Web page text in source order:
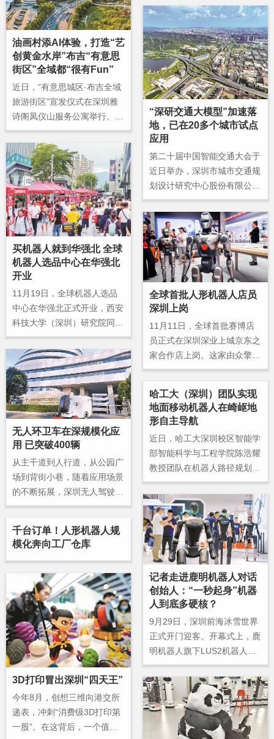
公、生活、文化于一体，预计
公共区域将面向公众开放。
油画村添AI体验，打造“艺
创黄金水岸”布吉“有意思
街区”全域都“很有Fun”
近日，“有意思城区·布吉全域
旅游街区”宣发仪式在深圳雅
诗阁凤仪山服务公寓举行。活
动以“趣龙岗 Fun布吉”为主
题，标志着布吉文旅发展迈入
全域协同、深度融合的新阶
段，将立足资源禀赋打造大湾
区独具魅力的文旅目的地。
“深研交通大模型”加速落
地，已在20多个城市试点
应用
第二十届中国智能交通大会于
近日举办，深圳市城市交通规
划设计研究中心股份有限公司
（以下简称“深城交”）会上发
布“深研交通大模型”。
买机器人就到华强北 全球
机器人选品中心在华强北
开业
11月19日，全球机器人选品
中心在华强北正式开业，西安
科技大学（深圳）研究院同步
揭牌。华强北加速迈向“人机
共生第一街”，通过构建新质
生产力策源高地，为未来产业
发展打造“创新链+产业链+应
用场景”深度融合的生动范
本。
全球首批人形机器人店员
深圳上岗
11月11日，全球首批赛博店
员正式在深圳深业上城京东之
家合作店上岗。这家由众擎机
器人、京东之家和深业上城三
员主题潮品店一开业，便吸引
众多消费者前往参观拍照，大
家都想看看人形机器人做导购
员究竟是什么体验。
无人环卫车在深规模化应
用 已突破400辆
从主干道到人行道，从公园广
场到背街小巷，随着应用场景
的不断拓展，深圳无人驾驶环
卫车正经历从“试点示范”迈
哈工大（深圳）团队实现
地面移动机器人在崎岖地
形自主导航
近日，哈工大深圳校区智能学
部智能科学与工程学院陈浩耀
教授团队在机器人路径规划方
面取得重要进展，相关研究成
果发表在机器人领域国际顶级
期刊《IEEE机器人学汇
刊》。
记者走进鹿明机器人对话
创始人：“一秒起身”机器
人到底多硬核？
9月29日，深圳前海冰雪世界
正式开门迎客。开幕式上，鹿
明机器人旗下LUS2机器人舞
蹈队亮相现场，为本次开幕式
献上了一场精彩的机器人舞蹈
秀。
千台订单！人形机器人规
模化奔向工厂仓库
3D打印冒出深圳“四天王”
今年8月，创想三维向港交所
递表，冲刺“消费级3D打印第
一股”。在这背后，一个值得